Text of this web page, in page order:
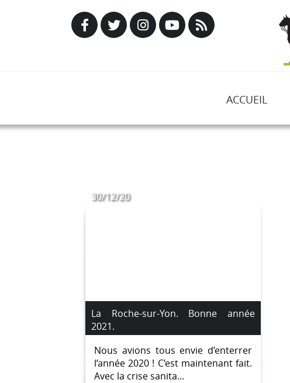
ACCUEIL
30/12/20
La Roche-sur-Yon. Bonne année
2021.
Nous avions tous envie d’enterrer
l’année 2020 ! C’est maintenant fait.
Avec la crise sanita...